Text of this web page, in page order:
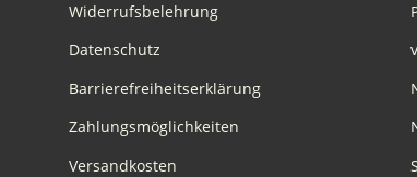
Widerrufsbelehrung
Datenschutz
Barrierefreiheitserklärung
Zahlungsmöglichkeiten
Versandkosten